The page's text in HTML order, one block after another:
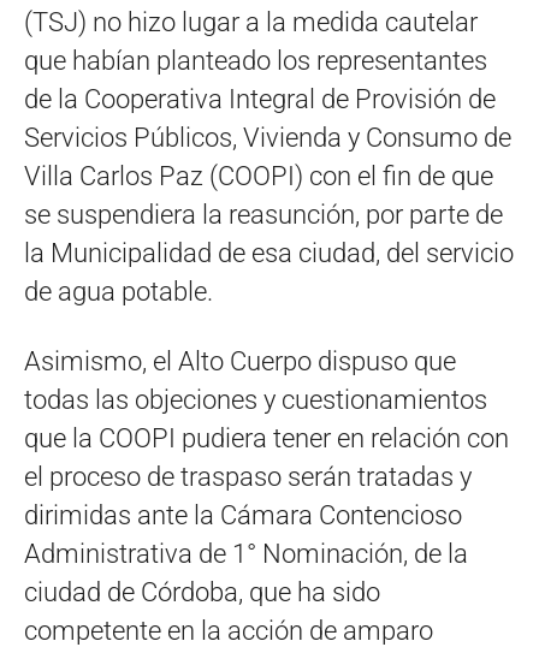
(TSJ) no hizo lugar a la medida cautelar
que habían planteado los representantes
de la Cooperativa Integral de Provisión de
Servicios Públicos, Vivienda y Consumo de
Villa Carlos Paz (COOPI) con el fin de que
se suspendiera la reasunción, por parte de
la Municipalidad de esa ciudad, del servicio
de agua potable.
Asimismo, el Alto Cuerpo dispuso que
todas las objeciones y cuestionamientos
que la COOPI pudiera tener en relación con
el proceso de traspaso serán tratadas y
dirimidas ante la Cámara Contencioso
Administrativa de 1° Nominación, de la
ciudad de Córdoba, que ha sido
competente en la acción de amparo